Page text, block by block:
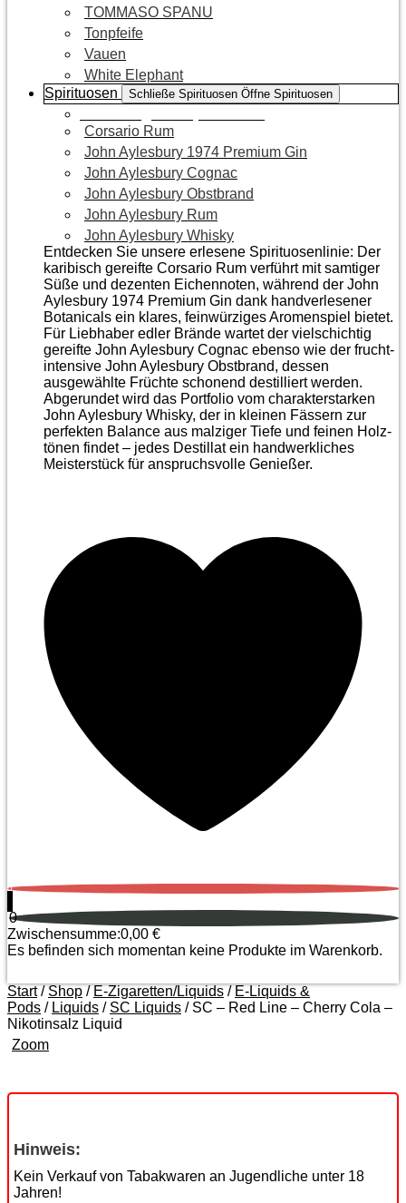
TOMMASO SPANU
Tonpfeife
Vauen
White Elephant
Spirituosen
Schließe Spirituosen Öffne Spirituosen
Corsario Rum
John Aylesbury 1974 Premium Gin
John Aylesbury Cognac
John Aylesbury Obstbrand
John Aylesbury Rum
John Aylesbury Whisky
Entdecken Sie unsere erlesene Spirituosenlinie: Der
karibisch gereifte Corsario Rum verführt mit samtiger
Süße und dezenten Eichen­noten, während der John
Aylesbury 1974 Premium Gin dank handverlesener
Botanicals ein klares, feinwürziges Aromenspiel bietet.
Für Liebhaber edler Brände wartet der vielschichtig
gereifte John Aylesbury Cognac ebenso wie der frucht­
intensive John Aylesbury Obstbrand, dessen
ausgewählte Früchte schonend destilliert werden.
Abgerundet wird das Portfolio vom charakterstarken
John Aylesbury Whisky, der in kleinen Fässern zur
perfekten Balance aus malziger Tiefe und feinen Holz­
tönen findet – jedes Destillat ein handwerkliches
Meister­stück für anspruchsvolle Genießer.
0
0
Zwischensumme:0,00 €
Es befinden sich momentan keine Produkte im Warenkorb.
Start/ Shop / E-Zigaretten/Liquids / E-Liquids &
Pods / Liquids / SC Liquids / SC – Red Line – Cherry Cola –
Nikotinsalz Liquid
Zoom
Hinweis:
Kein Verkauf von Tabakwaren an Jugendliche unter 18
Jahren!